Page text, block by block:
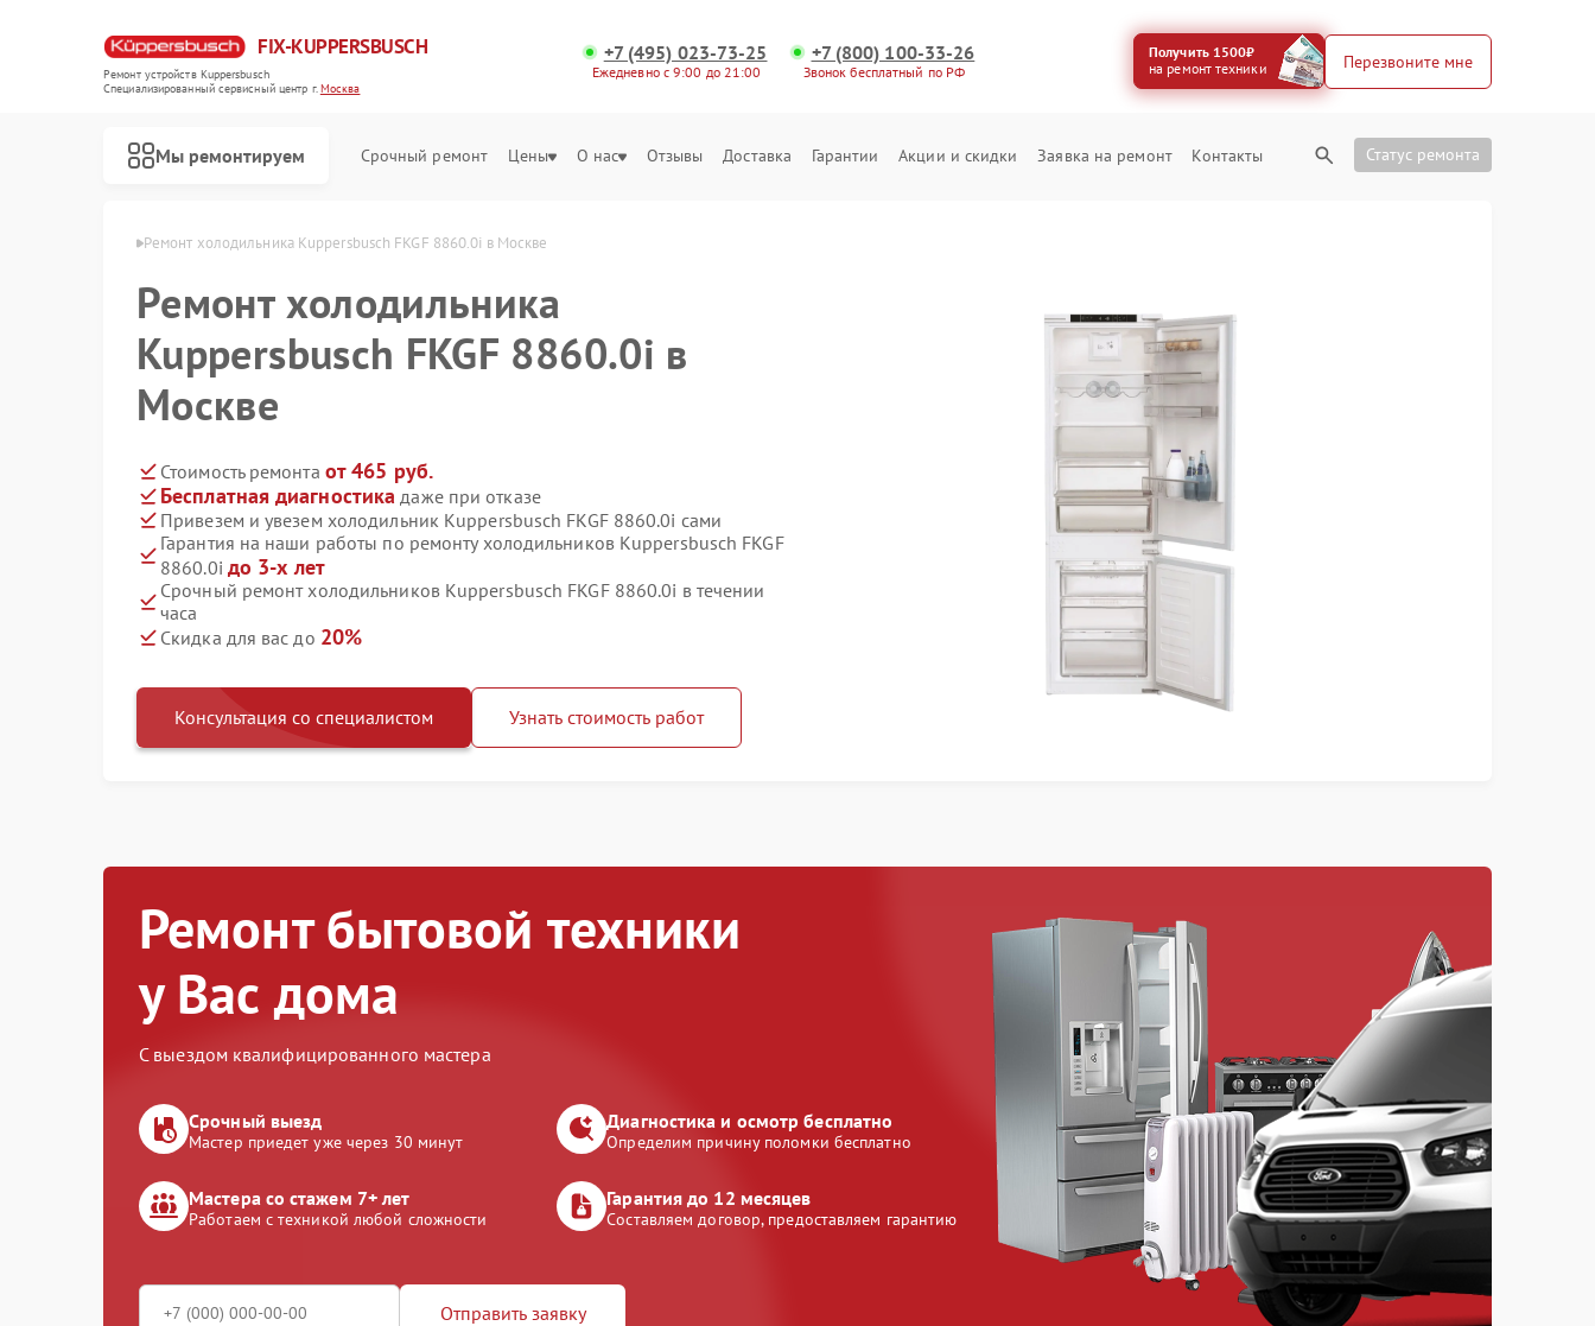
FIX-KUPPERSBUSCH
Ремонт устройств Kuppersbusch
Специализированный cервисный центр г.Москва
+7 (495) 023-73-25
Ежедневно с 9:00 до 21:00
+7 (800) 100-33-26
Звонок бесплатный по РФ
Получить 1500₽
на ремонт техники
Перезвоните мне
Мы ремонтируем Срочный ремонт Цены О нас Отзывы Доставка Гарантии Акции и скидки Заявка на ремонт Контакты Статус ремонта
Ремонт холодильника Kuppersbusch FKGF 8860.0i в Москве
Ремонт холодильника
Kuppersbusch FKGF 8860.0i в
Москве
Стоимость ремонта от 465 руб.
Бесплатная диагностика даже при отказе
Привезем и увезем холодильник Kuppersbusch FKGF 8860.0i сами
Гарантия на наши работы по ремонту холодильников Kuppersbusch FKGF
8860.0i до 3-х лет
Срочный ремонт холодильников Kuppersbusch FKGF 8860.0i в течении
часа
Скидка для вас до 20%
Консультация со специалистом Узнать стоимость работ
Ремонт бытовой техники
у Вас дома
С выездом квалифицированного мастера
Срочный выезд
Мастер приедет уже через 30 минут
Диагностика и осмотр бесплатно
Определим причину поломки бесплатно
Мастера со стажем 7+ лет
Работаем с техникой любой сложности
Гарантия до 12 месяцев
Составляем договор, предоставляем гарантию
Отправить заявку